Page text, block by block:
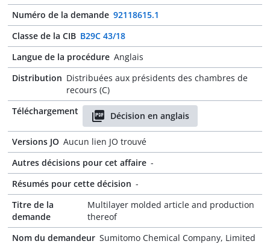
Numéro de la demande 92118615.1
Classe de la CIB B29C 43/18
Langue de la procédure Anglais
Distribution Distribuées aux présidents des chambres de
recours (C)
Téléchargement
Décision en anglais
Versions JO Aucun lien JO trouvé
Autres décisions pour cet affaire -
Résumés pour cette décision -
Titre de la
demande
Multilayer molded article and production
thereof
Nom du demandeur Sumitomo Chemical Company, Limited